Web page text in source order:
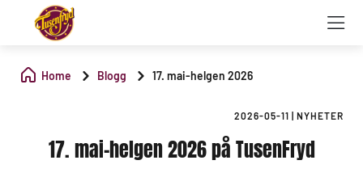
Home Blogg 17. mai-helgen 2026
2026-05-11 NYHETER
17. mai-helgen 2026 på TusenFryd